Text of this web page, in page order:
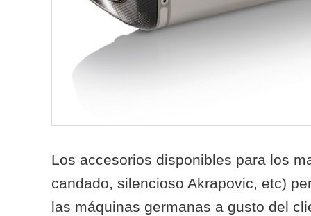
Los accesorios disponibles para los
candado, silencioso Akrapovic, etc)
las máquinas germanas a gusto del